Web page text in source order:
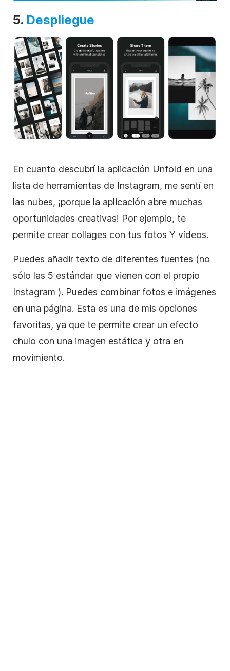
5. Despliegue
En cuanto descubrí la aplicación Unfold en una
lista de herramientas de Instagram, me sentí en
las nubes, ¡porque la aplicación abre muchas
oportunidades creativas! Por ejemplo, te
permite crear collages con tus fotos Y vídeos.
Puedes añadir texto de diferentes fuentes (no
sólo las 5 estándar que vienen con el propio
Instagram ). Puedes combinar fotos e imágenes
en una página. Esta es una de mis opciones
favoritas, ya que te permite crear un efecto
chulo con una imagen estática y otra en
movimiento.